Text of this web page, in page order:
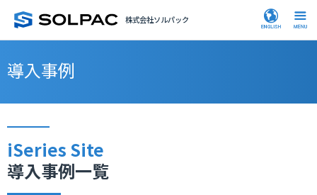
株式会社ソルパック
導入事例
iSeries Site
導入事例一覧